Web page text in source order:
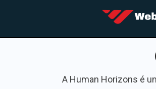
A Human Horizons é